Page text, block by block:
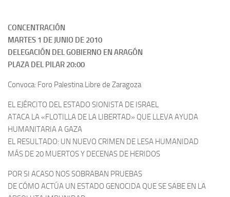
CONCENTRACIÓN
MARTES 1 DE JUNIO DE 2010
DELEGACIÓN DEL GOBIERNO EN ARAGÓN
PLAZA DEL PILAR 20:00
Convoca: Foro Palestina Libre de Zaragoza
EL EJÉRCITO DEL ESTADO SIONISTA DE ISRAEL
ATACA LA «FLOTILLA DE LA LIBERTAD» QUE LLEVA AYUDA
HUMANITARIA A GAZA
EL RESULTADO: UN NUEVO CRIMEN DE LESA HUMANIDAD
MÁS DE 20 MUERTOS Y DECENAS DE HERIDOS
POR SI ACASO NOS SOBRABAN PRUEBAS
DE CÓMO ACTÚA UN ESTADO GENOCIDA QUE SE SABE EN LA